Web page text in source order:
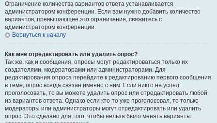
Ограничение количества вариантов ответа устанавливается
администратором конференции. Если вам нужно добавить количество
вариантов, превышающее это ограничение, свяжитесь с
администратором конференции.
Вернуться к началу
Как мне отредактировать или удалить опрос?
Так же, как и сообщения, опросы могут редактироваться только их
создателями, модераторами или администраторами. Для
редактирования опроса перейдите к редактированию первого сообщения
в теме; опрос всегда связан именно с ним. Если никто не успел
проголосовать, то вы можете удалить опрос или отредактировать любой
из вариантов ответа. Однако если кто-то уже проголосовал, то только
модераторы или администраторы могут отредактировать или удалить
опрос. Это сделано для того, чтобы нельзя было менять варианты